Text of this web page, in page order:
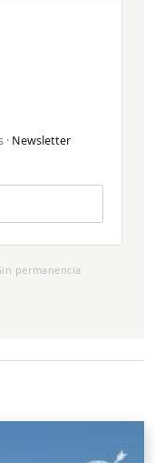
· Newsletter
permanencia